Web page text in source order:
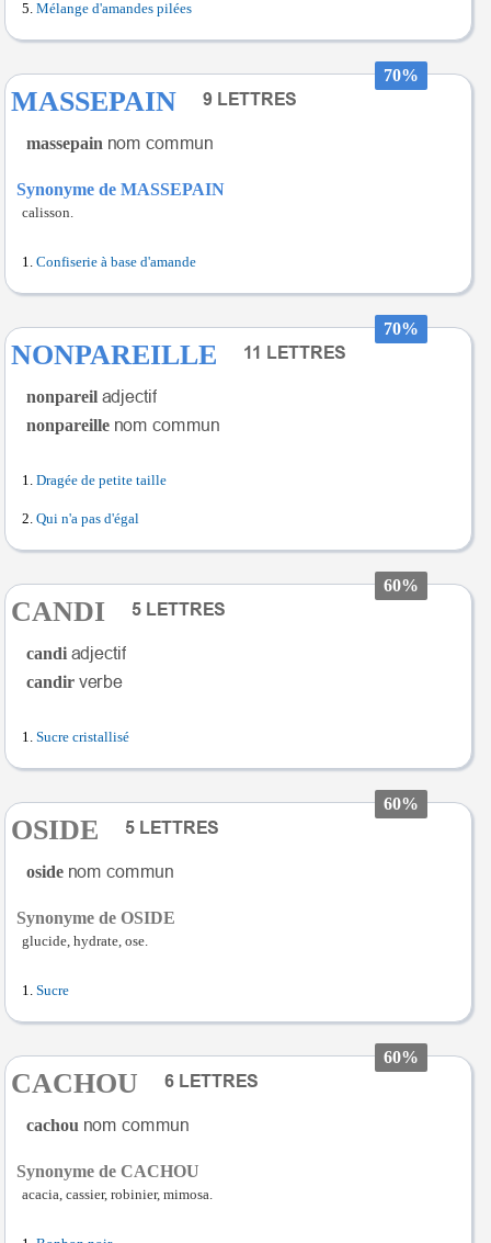
Mélange d'amandes pilées
70%
MASSEPAIN
massepain
Synonyme de MASSEPAIN
calisson.
Confiserie à base d'amande
70%
NONPAREILLE
nonpareil
nonpareille
Dragée de petite taille
Qui n'a pas d'égal
60%
CANDI
candi
candir
Sucre cristallisé
60%
OSIDE
oside
Synonyme de OSIDE
glucide, hydrate, ose.
Sucre
60%
CACHOU
cachou
Synonyme de CACHOU
acacia, cassier, robinier, mimosa.